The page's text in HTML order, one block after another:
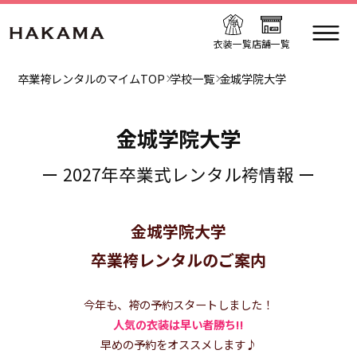
衣装一覧店舗一覧
卒業袴レンタルのマイムTOP 学校一覧 金城学院大学
金城学院大学
ー 2027年卒業式レンタル袴情報 ー
金城学院大学
卒業袴レンタルのご案内
今年も、袴の予約スタートしました！
人気の衣装は早い者勝ち!!
早めの予約をオススメします♪